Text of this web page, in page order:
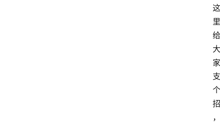
这
里
给
大
家
支
个
招
，